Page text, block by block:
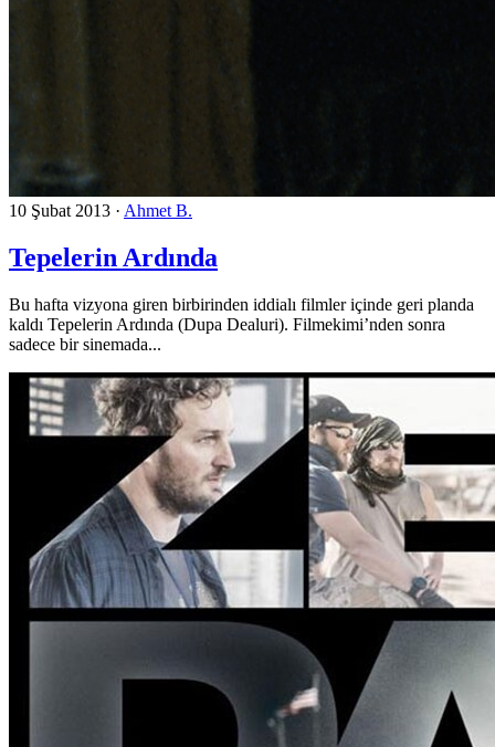
10 Şubat 2013 · Ahmet B.
Tepelerin Ardında
Bu hafta vizyona giren birbirinden iddialı filmler içinde geri planda
kaldı Tepelerin Ardında (Dupa Dealuri). Filmekimi’nden sonra
sadece bir sinemada...